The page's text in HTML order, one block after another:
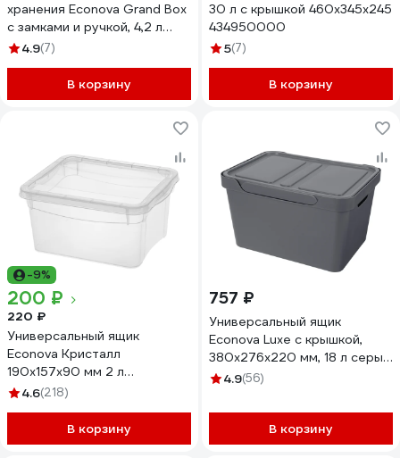
хранения Econova Grand Box
с замками и ручкой, 4,2 л
433200102
4.9(7)
В корзину
30 л с крышкой 460x345x245
434950000
5(7)
В корзину
-9%
200 ₽
220 ₽
Универсальный ящик
Econova Кристалл
190х157х90 мм 2 л
бесцветный 431249101
4.6(218)
В корзину
757 ₽
Универсальный ящик
Econova Luxe с крышкой,
380х276х220 мм, 18 л серый
433205811
4.9(56)
В корзину